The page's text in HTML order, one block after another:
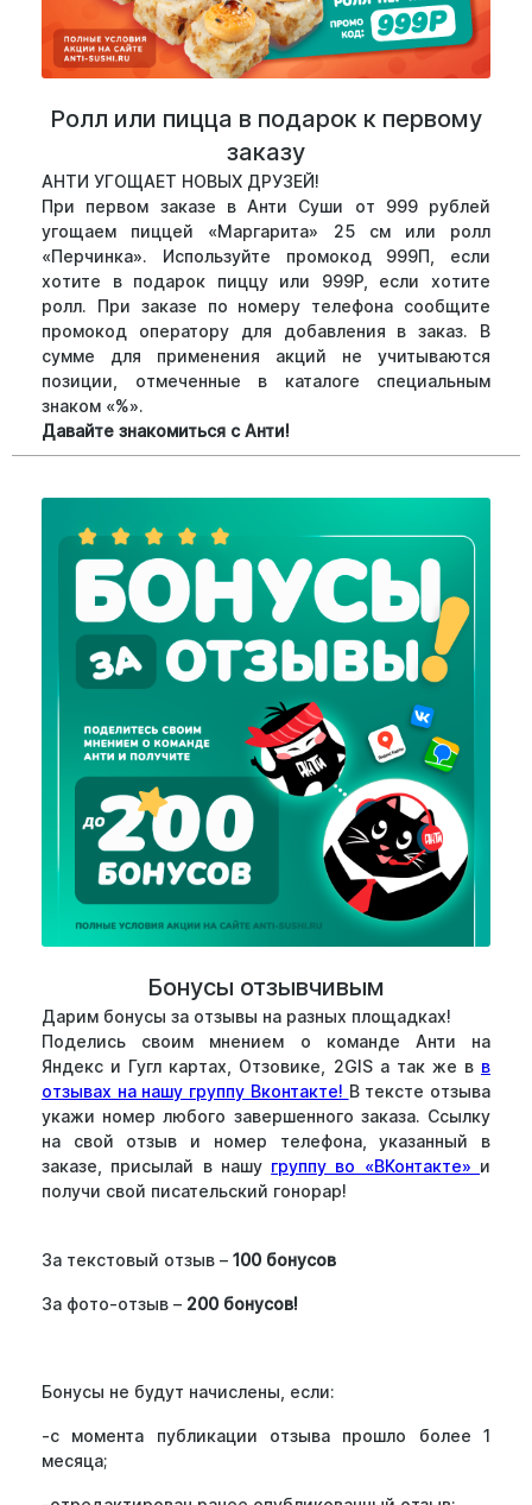
Ролл или пицца в подарок к первому
заказу
АНТИ УГОЩАЕТ НОВЫХ ДРУЗЕЙ!
При первом заказе в Анти Суши от 999 рублей
угощаем пиццей «Маргарита» 25 см или ролл
«Перчинка». Используйте промокод 999П, если
хотите в подарок пиццу или 999Р, если хотите
ролл. При заказе по номеру телефона сообщите
промокод оператору для добавления в заказ. В
сумме для применения акций не учитываются
позиции, отмеченные в каталоге специальным
знаком «%».
Давайте знакомиться с Анти!
Бонусы отзывчивым
Дарим бонусы за отзывы на разных площадках!
Поделись своим мнением о команде Анти на
Яндекс и Гугл картах, Отзовике, 2GIS а так же в в
отзывах на нашу группу Вконтакте! В тексте отзыва
укажи номер любого завершенного заказа. Ссылку
на свой отзыв и номер телефона, указанный в
заказе, присылай в нашу группу во «ВКонтакте» и
получи свой писательский гонорар!
За текстовый отзыв – 100 бонусов
За фото-отзыв – 200 бонусов!
Бонусы не будут начислены, если:
-с момента публикации отзыва прошло более 1
месяца;